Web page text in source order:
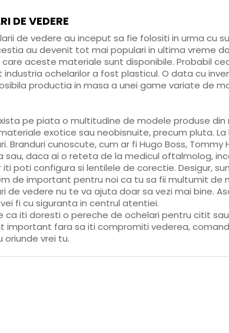
DE VEDERE
de vedere au inceput sa fie folositi in urma cu
au devenit tot mai populari in ultima vreme
care aceste materiale sunt disponibile. Probabil
ochelarilor a fost plasticul. O data cu
productia in masa a unei game variate de
pe piata o multitudine de modele produse
exotice sau neobisnuite, precum pluta.
Branduri cunoscute, cum ar fi Hugo Boss, Tommy
sau, daca ai o reteta de la medicul oftalmolog,
poti configura si lentilele de corectie. Desigur,
de important pentru noi ca tu sa fii multumit de
de vedere nu te va ajuta doar sa vezi mai bine.
fi cu siguranta in centrul atentiei.
ca iti doresti o pereche de ochelari pentru citit
important fara sa iti compromiti vederea,
oriunde vrei tu.